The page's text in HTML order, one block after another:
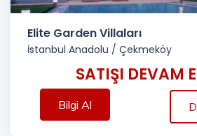
Elite Garden Villaları
İstanbul Anadolu / Çekmeköy
SATIŞI DEVAM
Bilgi Al